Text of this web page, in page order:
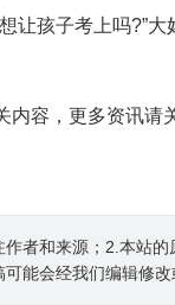
孩子考上吗?”大
，更多资讯请关
者和来源；2.本站
能会经我们编辑修改